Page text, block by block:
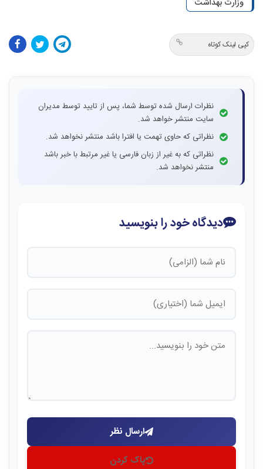
وزارت بهداشت
کپی لینک کوتاه
نظرات ارسال شده توسط شما، پس از تایید توسط مدیران
سایت منتشر خواهد شد.
نظراتی که حاوی تهمت یا افترا باشد منتشر نخواهد شد.
نظراتی که به غیر از زبان فارسی یا غیر مرتبط با خبر باشد
منتشر نخواهد شد.
دیدگاه خود را بنویسید
ارسال نظر
پاک کردن